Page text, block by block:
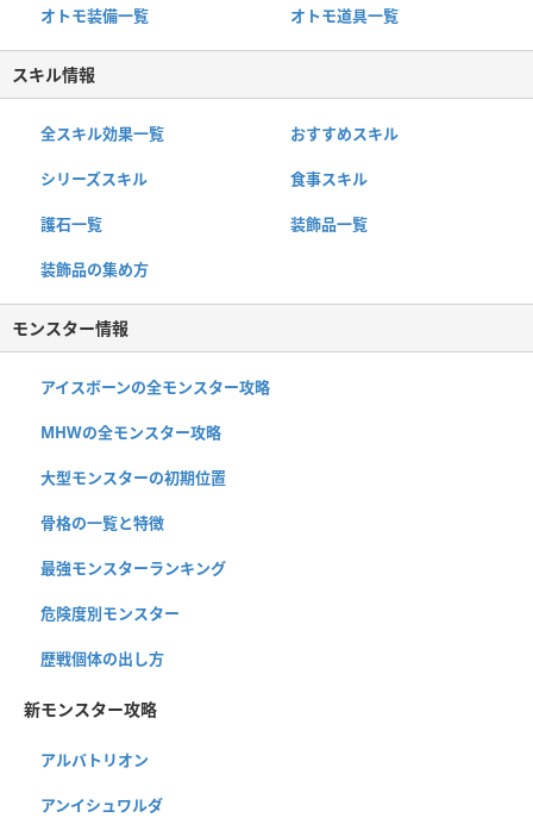
オトモ装備一覧 オトモ道具一覧
スキル情報
全スキル効果一覧 おすすめスキル
シリーズスキル 食事スキル
護石一覧 装飾品一覧
装飾品の集め方
モンスター情報
アイスボーンの全モンスター攻略
MHWの全モンスター攻略
大型モンスターの初期位置
骨格の一覧と特徴
最強モンスターランキング
危険度別モンスター
歴戦個体の出し方
新モンスター攻略
アルバトリオン
アンイシュワルダ